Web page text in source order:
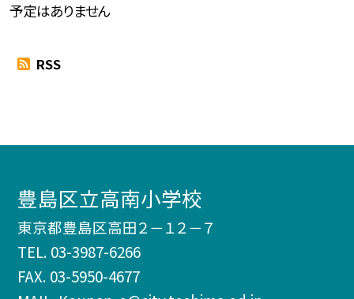
予定はありません
RSS
豊島区立高南小学校
東京都豊島区高田２－１２－７
TEL. 03-3987-6266
FAX. 03-5950-4677